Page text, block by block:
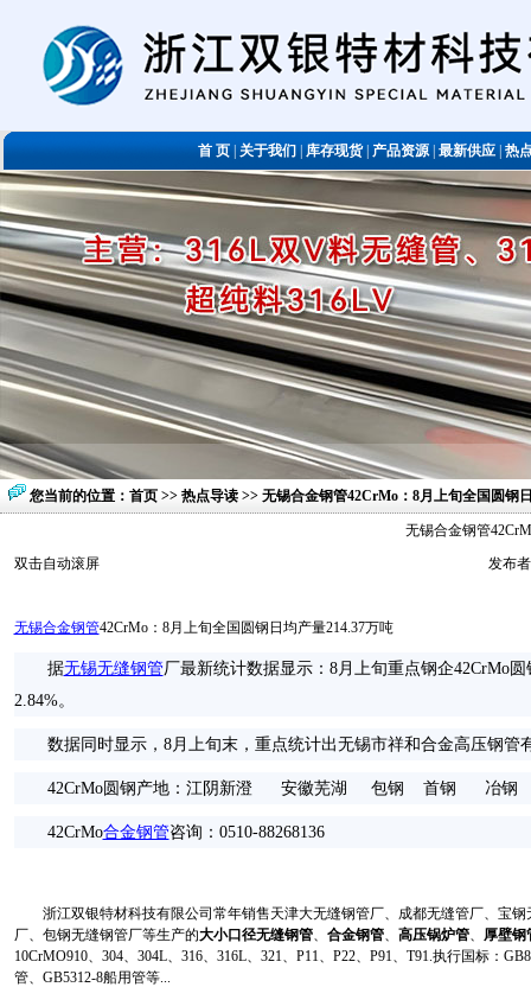
首 页关于我们库存现货|产品资源|最新供应|热
您当前的位置： 首页 >> 热点导读 >> 无锡合金钢管42CrMo：8月上旬全国圆钢
无锡合金钢管
双击自动滚屏
发布
无锡合金钢管42CrMo：8月上旬全国圆钢日均产量214.37万吨
据无锡无缝钢管厂最新统计数据显示：8月上旬重点钢企42CrMo
2.84%。
数据同时显示，8月上旬末，重点统计出无锡市祥和合金高压钢管
42CrMo圆钢产地：江阴新澄 安徽芜湖 包钢 首钢 冶钢
42CrMo合金钢管咨询：0510-88268136
浙江双银特材科技有限公司常年销售天津大无缝钢管厂、成都无缝管厂、宝钢
厂、包钢无缝钢管厂等生产的大小口径无缝钢管、 合金钢管、 高压锅炉管、
厚壁钢
10CrMO910、304、304L、316、316L、321、P11、P22、P91、T91.执行国标：
管、GB5312-8船用管等...